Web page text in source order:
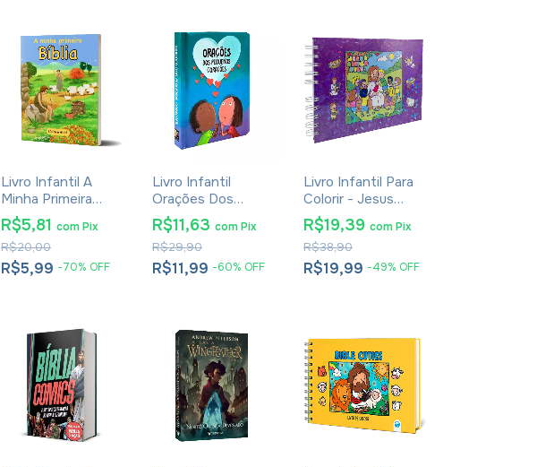
Livro Infantil A
Minha Primeira
Bíblia Caim E Abel
R$5,99 -70% OFF
R$20,00
R$5,81 comPix
Livro Infantil
Orações Dos
Pequenos
Corações
R$11,99 -60% OFF
R$29,90
R$11,63 comPix
Livro Infantil Para
Colorir - Jesus
Meu Amigo Fiel -
Capa Espiral
Grande Roxo
R$19,99 -49% OFF
R$38,90
R$19,39 comPix